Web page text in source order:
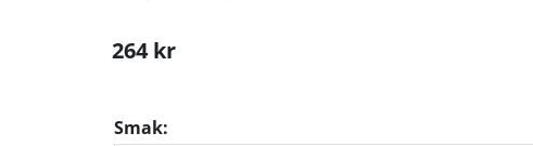
264kr
Smak: